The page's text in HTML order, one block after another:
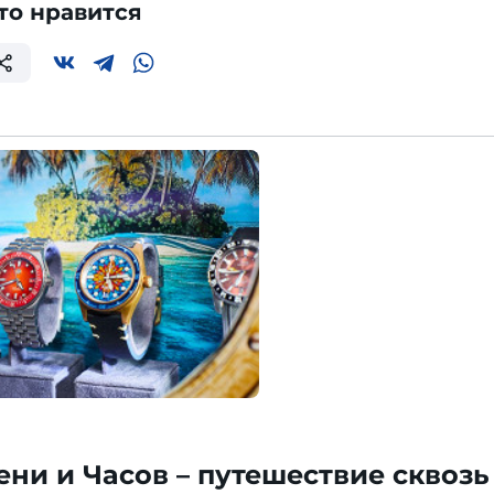
нравится
и Часов – путешествие сквозь